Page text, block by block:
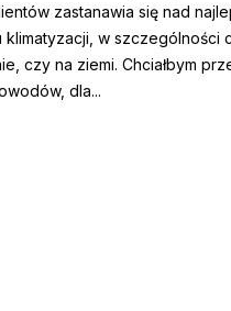
zastanawia się nad
klimatyzacji, w szczególności
czy na ziemi. Chciałbym
dla